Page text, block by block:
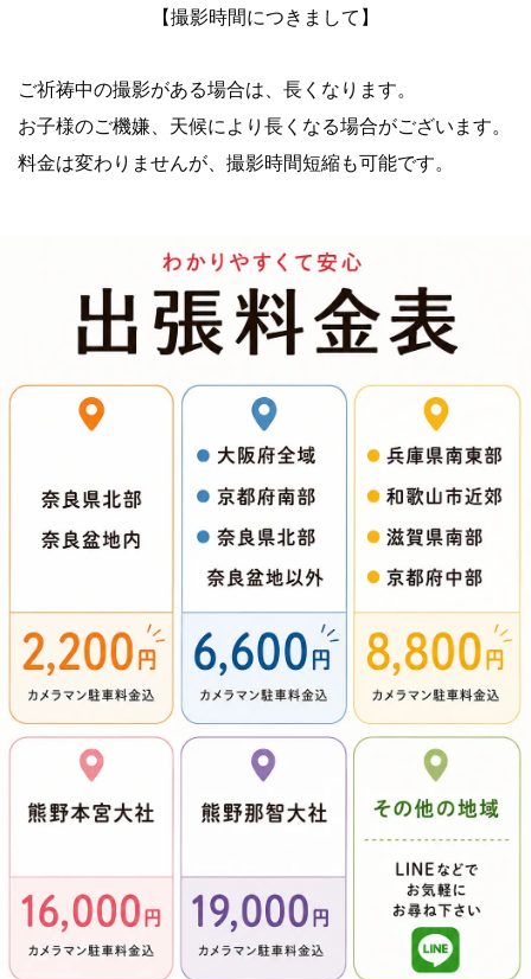
【撮影時間につきまして】
ご祈祷中の撮影がある場合は、長くなります。
お子様のご機嫌、天候により長くなる場合がございます。
料金は変わりませんが、撮影時間短縮も可能です。